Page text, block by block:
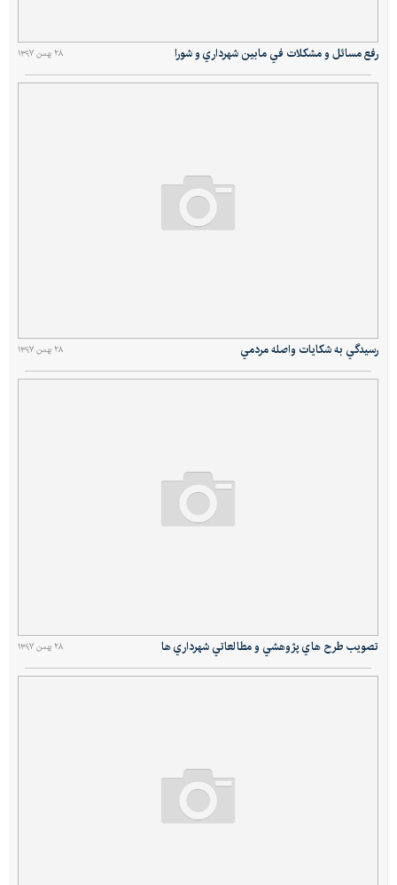
۲۸ بهمن ۱۳۹۷ رفع مسائل و مشكلات في مابين شهرداري و شورا
۲۸ بهمن ۱۳۹۷ رسيدگي به شكايات واصله مردمي
۲۸ بهمن ۱۳۹۷ تصويب طرح هاي پژوهشي و مطالعاتي شهرداري ها